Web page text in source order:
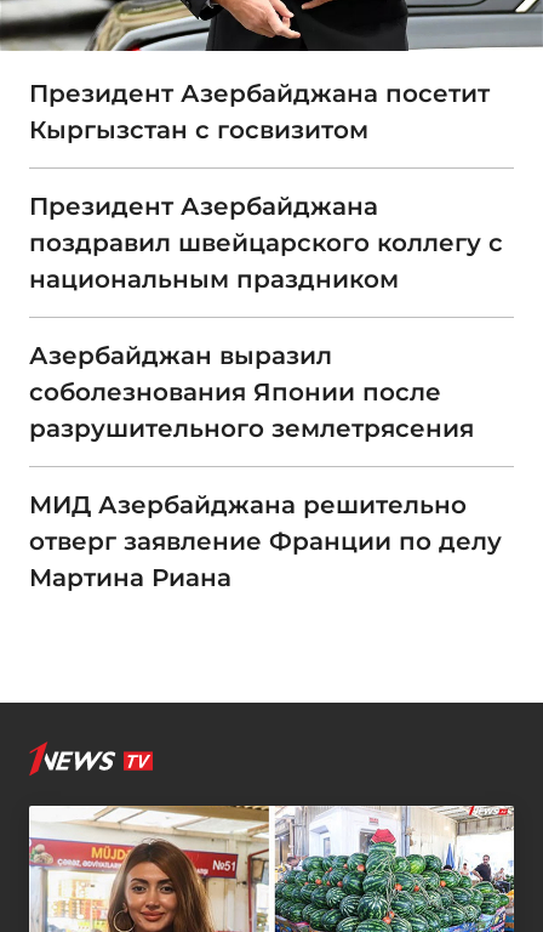
Президент Азербайджана посетит
Кыргызстан с госвизитом
Президент Азербайджана
поздравил швейцарского коллегу с
национальным праздником
Азербайджан выразил
соболезнования Японии после
разрушительного землетрясения
МИД Азербайджана решительно
отверг заявление Франции по делу
Мартина Риана